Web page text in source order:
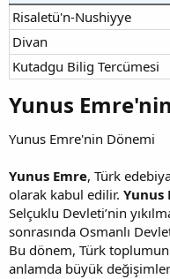
Risaletü'n-Nushiyye
Divan
Kutadgu Bilig Tercümesi
Yunus
Yunus Emre'nin Dönemi
Yunus Emre, Türk
olarak kabul edilir. Yunus
Selçuklu Devleti’nin
sonrasında Osmanlı
Bu dönem, Türk
anlamda büyük